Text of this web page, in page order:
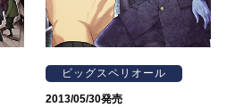
ビッグスペリオール
2013/05/30発売